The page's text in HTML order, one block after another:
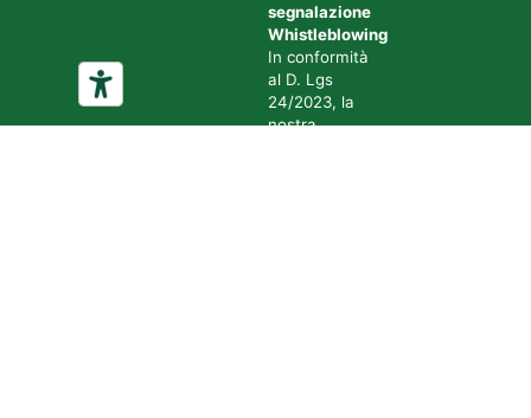
segnalazione
Whistleblowing
In conformità
al D. Lgs
24/2023, la
nostra